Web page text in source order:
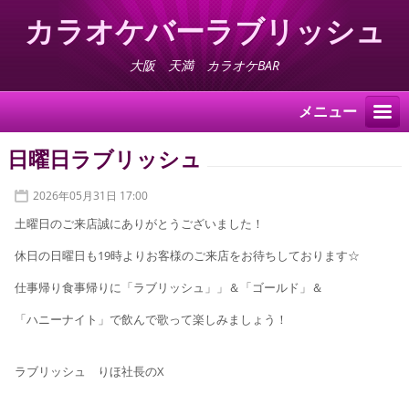
カラオケバーラブリッシュ
大阪 天満 カラオケBAR
メニュー
日曜日ラブリッシュ
2026年05月31日 17:00
土曜日のご来店誠にありがとうございました！
休日の日曜日も19時よりお客様のご来店をお待ちしております☆
仕事帰り食事帰りに「ラブリッシュ」」＆「ゴールド」＆
「ハニーナイト」で飲んで歌って楽しみましょう！
ラブリッシュ りほ社長のX